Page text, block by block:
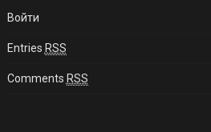
Войти
Entries RSS
Comments RSS